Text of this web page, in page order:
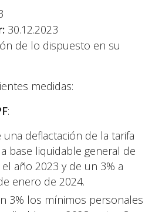
30.12.2023
de lo dispuesto en su
medidas:
:
una deflactación de la tarifa
base liquidable general de
año 2023 y de un 3% a
enero de 2024.
3% los mínimos personales